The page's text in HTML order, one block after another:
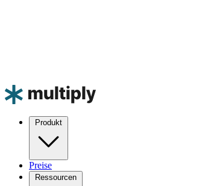
Produkt
Preise
Ressourcen